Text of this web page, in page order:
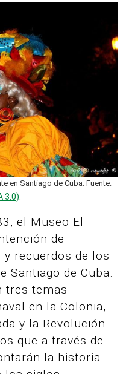
en Santiago de Cuba. Fuente:
3.0).
el Museo El
de
recuerdos de los
Santiago de Cuba.
tres temas
en la Colonia,
y la Revolución.
que a través de
la historia